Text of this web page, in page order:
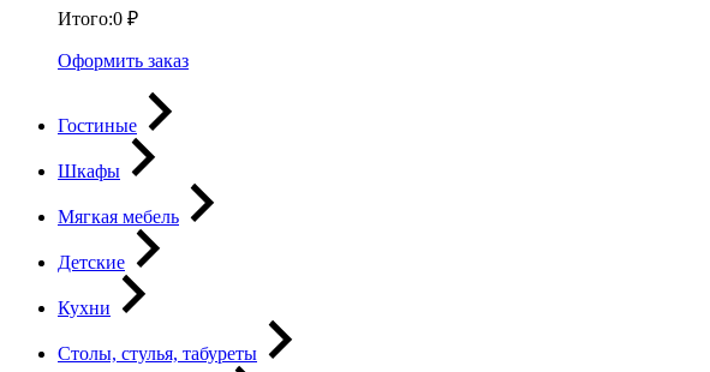
Итого:0 ₽
Оформить заказ
Гостиные
Шкафы
Мягкая мебель
Детские
Кухни
Столы, стулья, табуреты